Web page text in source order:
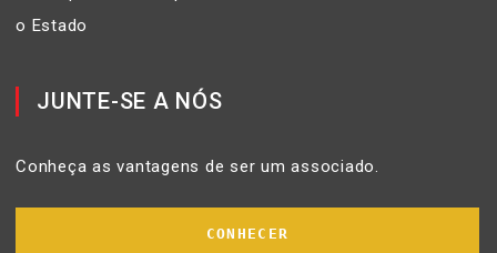
o Estado
JUNTE-SE A NÓS
Conheça as vantagens de ser um associado.
CONHECER